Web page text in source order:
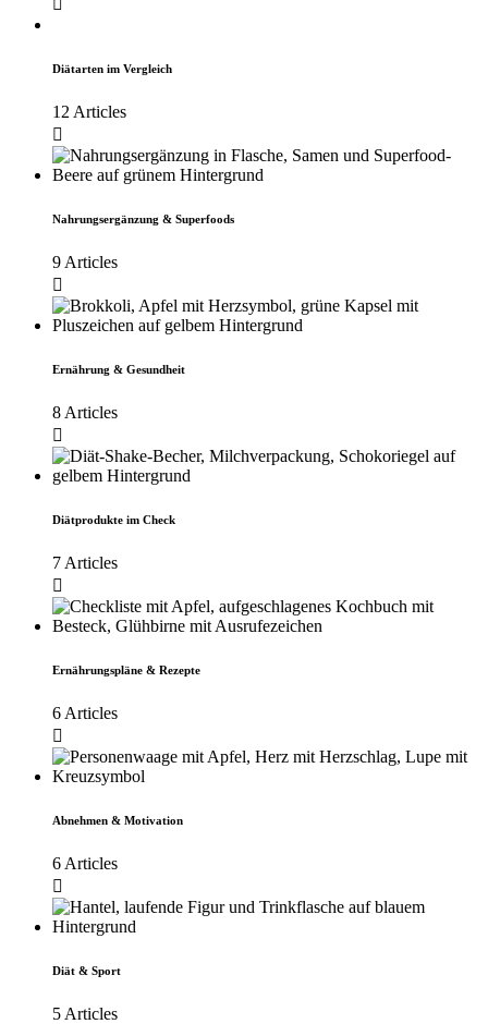
Diätarten im Vergleich
12 Articles
Nahrungsergänzung & Superfoods
9 Articles
Ernährung & Gesundheit
8 Articles
Diätprodukte im Check
7 Articles
Ernährungspläne & Rezepte
6 Articles
Abnehmen & Motivation
6 Articles
Diät & Sport
5 Articles